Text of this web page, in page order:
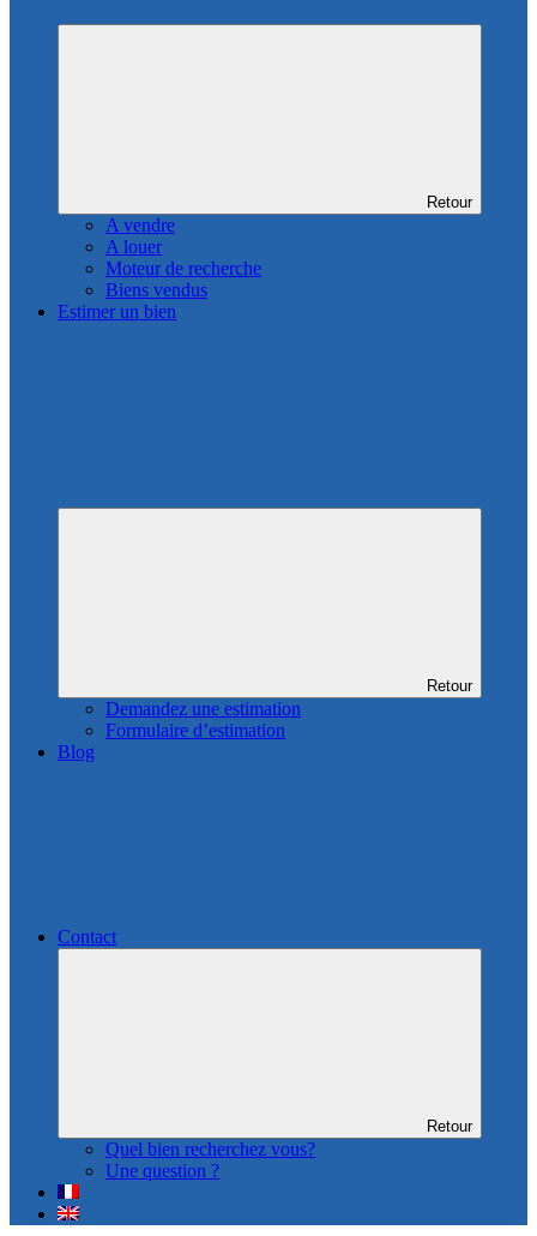
Retour
A vendre
A louer
Moteur de recherche
Biens vendus
Estimer un bien
Retour
Demandez une estimation
Formulaire d’estimation
Blog
Contact
Retour
Quel bien recherchez vous?
Une question ?